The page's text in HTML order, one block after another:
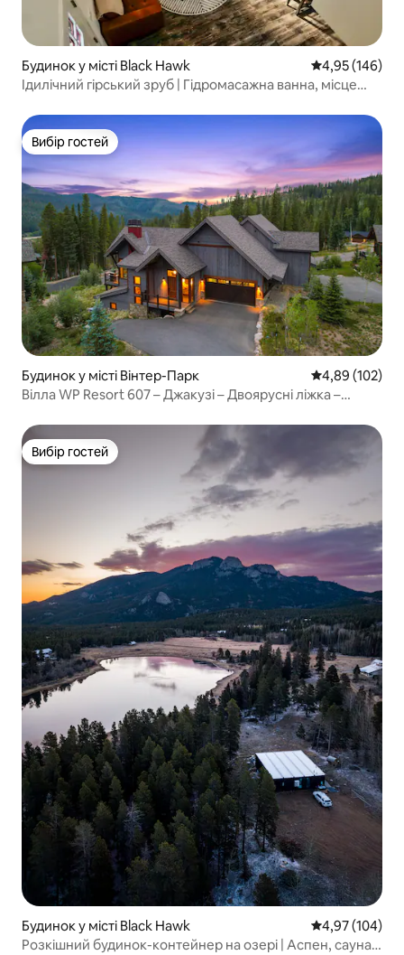
Будинок у місті Black Hawk Середня
4,95 (146)
Ідилічний гірський зруб | Гідромасажна ванна, місце
Вибір гостей
Вибір гостей
Будинок у місті Вінтер-Парк Середня
4,89 (102)
Вілла WP Resort 607 – Джакузі – Двоярусні ліжка –
Вибір гостей
Вибір гостей
Будинок у місті Black Hawk Середня
4,97 (104)
Розкішний будинок-контейнер на озері | Аспен, сауна,